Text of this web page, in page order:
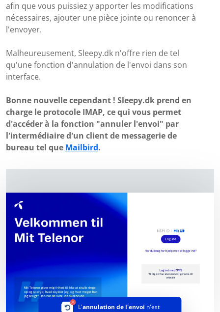
afin que vous puissiez y apporter les modifications
nécessaires, ajouter une pièce jointe ou renoncer à
l'envoyer.
Malheureusement, Sleepy.dk n'offre rien de tel
qu'une fonction d'annulation de l'envoi dans son
interface.
Bonne nouvelle cependant ! Sleepy.dk prend en
charge le protocole IMAP, ce qui vous permet
d'accéder à la fonction "annuler l'envoi" par
l'intermédiaire d'un client de messagerie de
bureau tel que Mailbird.
L'annulation de l'envoi n'est